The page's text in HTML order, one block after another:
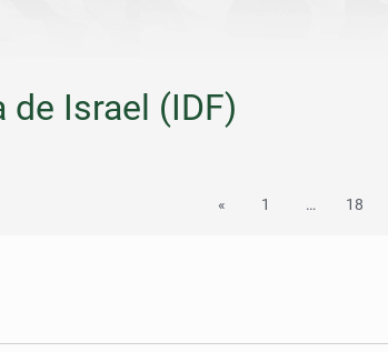
de Israel (IDF)
« 1 … 18